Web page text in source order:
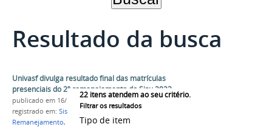
Resultado da busca
22 itens atendem ao seu critério.
Filtrar os resultados
Tipo de item
Univasf divulga resultado final das matrículas
presenciais do 2º remanejamento do Sisu 2023
publicado em 16/11/2023
registrado em: Sisu 2023,PS-ICG 2023,2º
Remanejamento, Matrículas Presenciais